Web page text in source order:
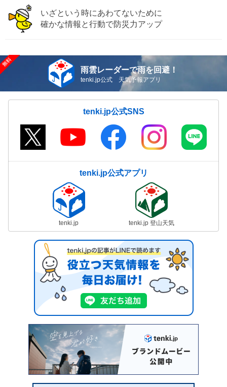
いざという時にあわてないために
確かな情報と行動で防災力アップ
雨雲レーダーで雨を回避！
tenki.jp公式 天気予報アプリ
tenki.jp公式SNS
tenki.jp公式アプリ
tenki.jp tenki.jp 登山天気